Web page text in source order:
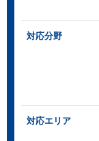
対応分野
対応エリア